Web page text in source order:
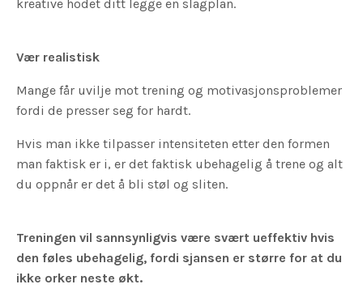
kreative hodet ditt legge en slagplan.
Vær realistisk
Mange får uvilje mot trening og motivasjonsproblemer
fordi de presser seg for hardt.
Hvis man ikke tilpasser intensiteten etter den formen
man faktisk er i, er det faktisk ubehagelig å trene og alt
du oppnår er det å bli støl og sliten.
Treningen vil sannsynligvis være svært ueffektiv hvis
den føles ubehagelig, fordi sjansen er større for at du
ikke orker neste økt.